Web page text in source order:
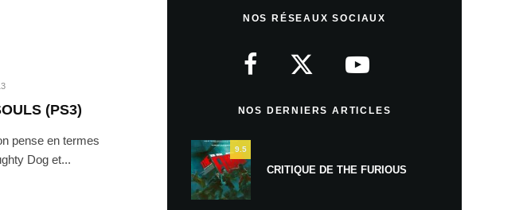
(PS3)
pense en termes
Dog et...
NOS RÉSEAUX SOCIAUX
NOS DERNIERS ARTICLES
9.5
CRITIQUE DE THE FURIOUS